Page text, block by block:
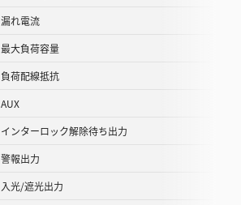
漏れ電流
最大負荷容量
負荷配線抵抗
AUX
インターロック解除待ち出力
警報出力
入光/遮光出力